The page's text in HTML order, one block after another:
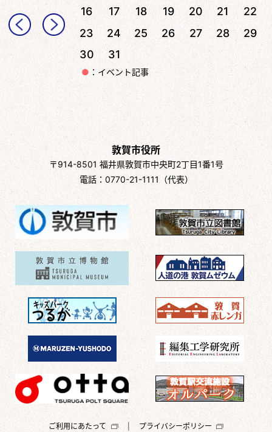
16
17 18 19 20 21
22
23
24 25 26 27 28
29
30
31
● ：イベント記事
敦賀市役所
〒914-8501 福井県敦賀市中央町2丁目1番1号
電話：0770-21-1111（代表）
ご利用にあたって プライバシーポリシー